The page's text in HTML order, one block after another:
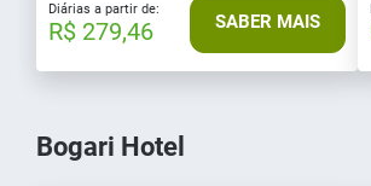
Diárias a partir de:
R$ 279,46 SABER MAIS
Bogari Hotel